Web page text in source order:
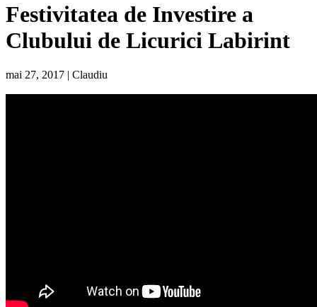
Festivitatea de Investire a
Clubului de Licurici Labirint
mai 27, 2017 | Claudiu